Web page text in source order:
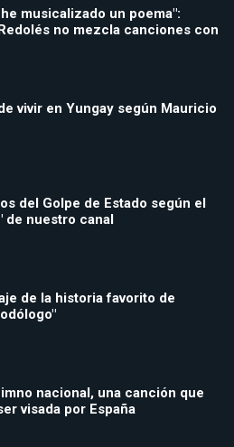
musicalizado un poema":
no mezcla canciones con
vivir en Yungay según Mauricio
del Golpe de Estado según el
de nuestro canal
de la historia favorito de
nacional, una canción que
visada por España